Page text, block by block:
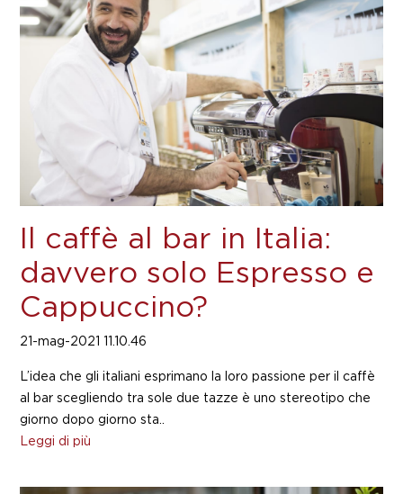
Il caffè al bar in Italia:
davvero solo Espresso e
Cappuccino?
21-mag-2021 11.10.46
L’idea che gli italiani esprimano la loro passione per il caffè
al bar scegliendo tra sole due tazze è uno stereotipo che
giorno dopo giorno sta..
Leggi di più